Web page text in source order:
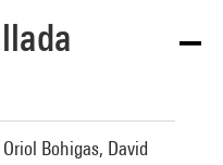
Bohigas, David